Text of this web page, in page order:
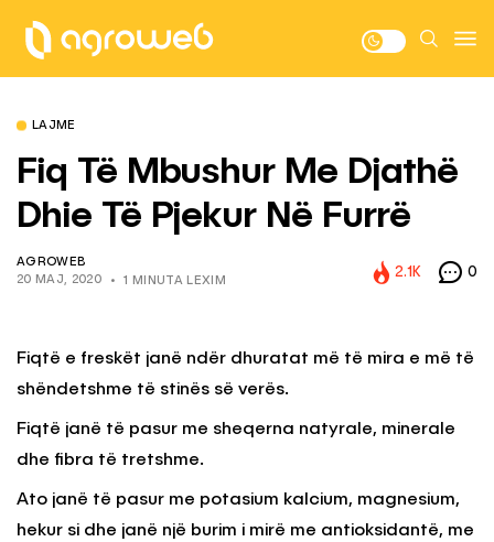
LAJME
Fiq Të Mbushur Me Djathë
Dhie Të Pjekur Në Furrë
AGROWEB
20 MAJ, 2020
1 MINUTA LEXIM
2.1K 0
Fiqtë e freskët janë ndër dhuratat më të mira e më të
shëndetshme të stinës së verës.
Fiqtë janë të pasur me sheqerna natyrale, minerale
dhe fibra të tretshme.
Ato janë të pasur me potasium kalcium, magnesium,
hekur si dhe janë një burim i mirë me antioksidantë, me